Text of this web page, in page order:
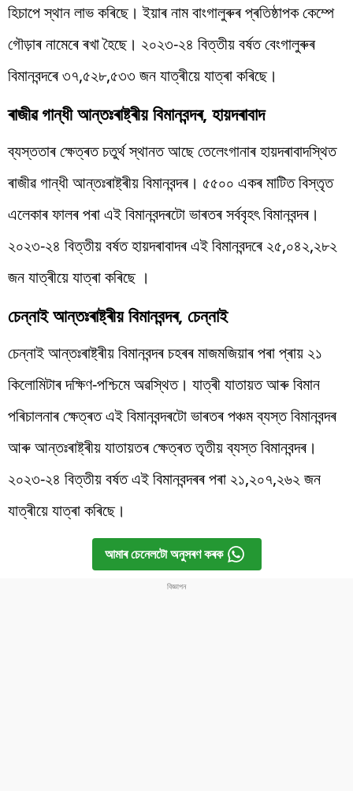
হিচাপে স্থান লাভ কৰিছে। ইয়াৰ নাম বাংগালুৰুৰ প্ৰতিষ্ঠাপক কেম্পে
গৌড়াৰ নামেৰে ৰখা হৈছে। ২০২৩-২৪ বিত্তীয় বৰ্ষত বেংগালুৰুৰ
বিমানবন্দৰে ৩৭,৫২৮,৫৩৩ জন যাত্ৰীয়ে যাত্ৰা কৰিছে।
ৰাজীৱ গান্ধী আন্তঃৰাষ্ট্ৰীয় বিমানবন্দৰ, হায়দৰাবাদ
ব্যস্ততাৰ ক্ষেত্ৰত চতুৰ্থ স্থানত আছে তেলেংগানাৰ হায়দৰাবাদস্থিত
ৰাজীৱ গান্ধী আন্তঃৰাষ্ট্ৰীয় বিমানবন্দৰ। ৫৫০০ একৰ মাটিত বিস্তৃত
এলেকাৰ ফালৰ পৰা এই বিমানবন্দৰটো ভাৰতৰ সৰ্ববৃহৎ বিমানবন্দৰ।
২০২৩-২৪ বিত্তীয় বৰ্ষত হায়দৰাবাদৰ এই বিমানবন্দৰে ২৫,০৪২,২৮২
জন যাত্ৰীয়ে যাত্ৰা কৰিছে ।
চেন্নাই আন্তঃৰাষ্ট্ৰীয় বিমানবন্দৰ, চেন্নাই
চেন্নাই আন্তঃৰাষ্ট্ৰীয় বিমানবন্দৰ চহৰৰ মাজমজিয়াৰ পৰা প্ৰায় ২১
কিলোমিটাৰ দক্ষিণ-পশ্চিমে অৱস্থিত। যাত্ৰী যাতায়ত আৰু বিমান
পৰিচালনাৰ ক্ষেত্ৰত এই বিমানবন্দৰটো ভাৰতৰ পঞ্চম ব্যস্ত বিমানবন্দৰ
আৰু আন্তঃৰাষ্ট্ৰীয় যাতায়তৰ ক্ষেত্ৰত তৃতীয় ব্যস্ত বিমানবন্দৰ।
২০২৩-২৪ বিত্তীয় বৰ্ষত এই বিমানবন্দৰৰ পৰা ২১,২০৭,২৬২ জন
যাত্ৰীয়ে যাত্ৰা কৰিছে।
আমাৰ চেনেলটো অনুসৰণ কৰক